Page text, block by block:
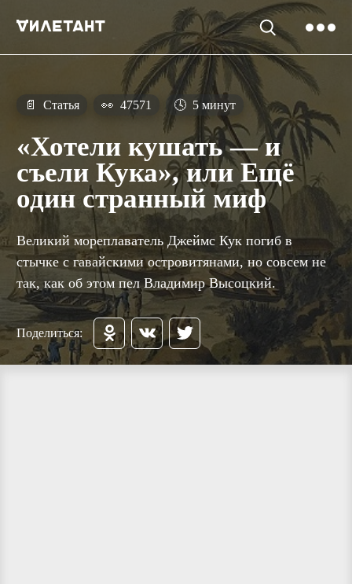
📄 Статья 👀 47571 🕓 5 минут
«Хотели кушать — и
съели Кука», или Ещё
один странный миф
Великий мореплаватель Джеймс Кук погиб в
стычке с гавайскими островитянами, но совсем не
так, как об этом пел Владимир Высоцкий.
Поделиться: